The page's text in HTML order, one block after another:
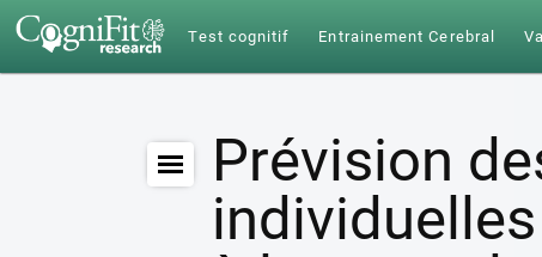
Test cognitif Entrainement Cerebral
Prévision